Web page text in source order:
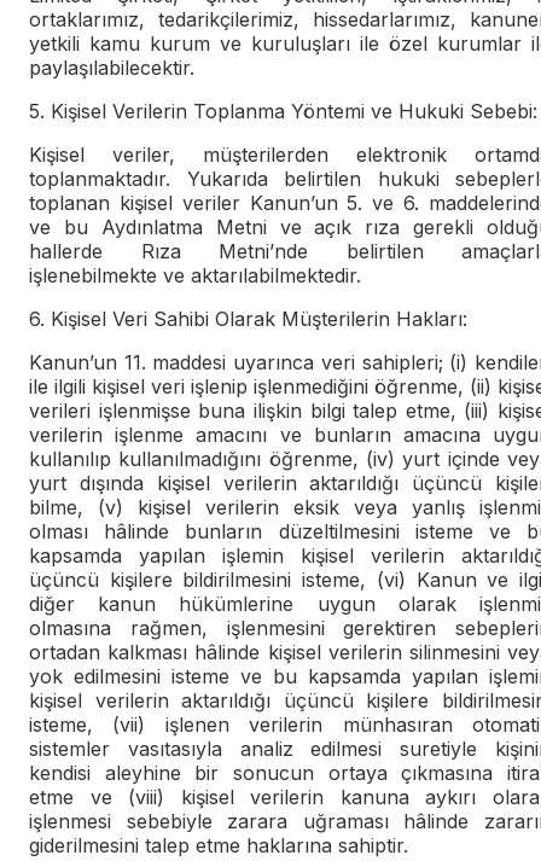
ortaklarımız, tedarikçilerimiz, hissedarlarımız,
yetkili kamu kurum ve kuruluşları ile özel kurumlar
paylaşılabilecektir.
5. Kişisel Verilerin Toplanma Yöntemi ve Hukuki Sebebi:
Kişisel veriler, müşterilerden elektronik
toplanmaktadır. Yukarıda belirtilen hukuki
toplanan kişisel veriler Kanun’un 5. ve 6.
ve bu Aydınlatma Metni ve açık rıza gerekli
hallerde Rıza Metni’nde belirtilen
işlenebilmekte ve aktarılabilmektedir.
6. Kişisel Veri Sahibi Olarak Müşterilerin Hakları:
Kanun’un 11. maddesi uyarınca veri sahipleri; (i)
ile ilgili kişisel veri işlenip işlenmediğini öğrenme, (ii)
verileri işlenmişse buna ilişkin bilgi talep etme, (iii)
verilerin işlenme amacını ve bunların amacına
kullanılıp kullanılmadığını öğrenme, (iv) yurt içinde
yurt dışında kişisel verilerin aktarıldığı üçüncü
bilme, (v) kişisel verilerin eksik veya yanlış
olması hâlinde bunların düzeltilmesini isteme ve
kapsamda yapılan işlemin kişisel verilerin
üçüncü kişilere bildirilmesini isteme, (vi) Kanun ve
diğer kanun hükümlerine uygun olarak
olmasına rağmen, işlenmesini gerektiren
ortadan kalkması hâlinde kişisel verilerin silinmesini
yok edilmesini isteme ve bu kapsamda yapılan
kişisel verilerin aktarıldığı üçüncü kişilere
isteme, (vii) işlenen verilerin münhasıran
sistemler vasıtasıyla analiz edilmesi suretiyle
kendisi aleyhine bir sonucun ortaya çıkmasına
etme ve (viii) kişisel verilerin kanuna aykırı
işlenmesi sebebiyle zarara uğraması hâlinde
giderilmesini talep etme haklarına sahiptir.